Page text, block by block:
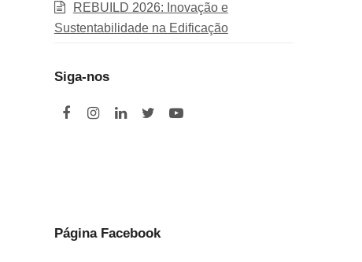
REBUILD 2026: Inovação e
Sustentabilidade na Edificação
Siga-nos
F
o
I
g
L
d
e
Y
Página Facebook